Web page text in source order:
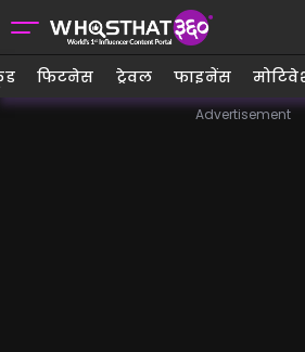
फिटनेस ट्रेवल फाइनेंस
Advertisement